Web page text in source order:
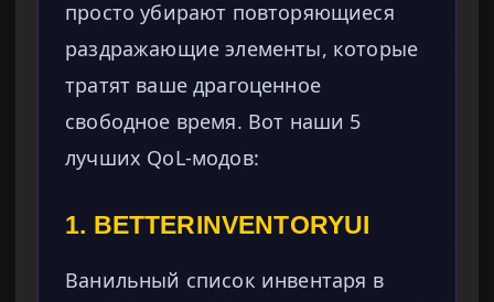
просто убирают повторяющиеся
раздражающие элементы, которые
тратят ваше драгоценное
свободное время. Вот наши 5
лучших QoL-модов:
1. BETTERINVENTORYUI
Ванильный список инвентаря в